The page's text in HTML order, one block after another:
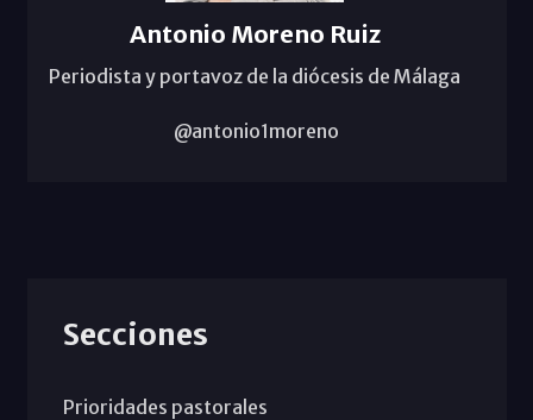
Antonio Moreno Ruiz
Periodista y portavoz de la diócesis de Málaga
@antonio1moreno
Secciones
Prioridades pastorales